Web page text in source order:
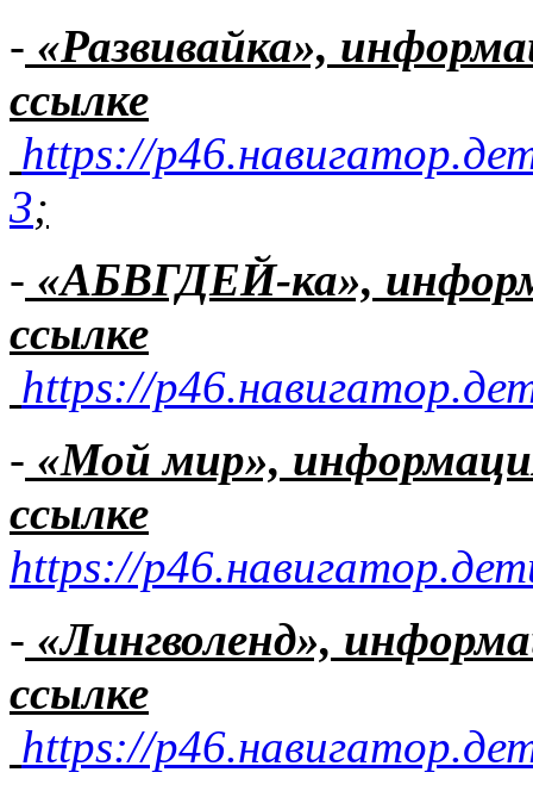
- «Развивайка»,
ссылке
https://
3;
- «АБВГДЕЙ-ка»,
ссылке
https://
- «Мой мир»,
ссылке
https://
- «Лингволенд»,
ссылке
https://